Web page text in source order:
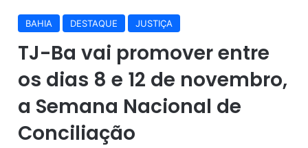
BAHIA DESTAQUE JUSTIÇA
TJ-Ba vai promover entre
os dias 8 e 12 de novembro,
a Semana Nacional de
Conciliação